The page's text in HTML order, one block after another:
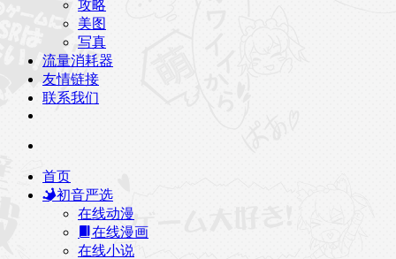
攻略
美图
写真
流量消耗器
友情链接
联系我们
首页
初音严选
在线动漫
在线漫画
在线小说